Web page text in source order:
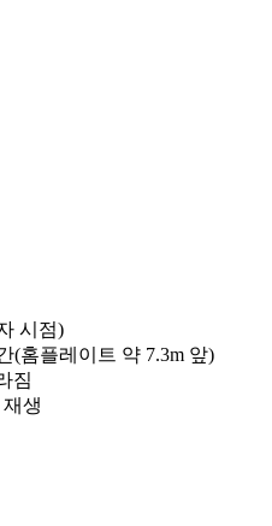
시점)
(홈플레이트 약 7.3m 앞)
짐
생